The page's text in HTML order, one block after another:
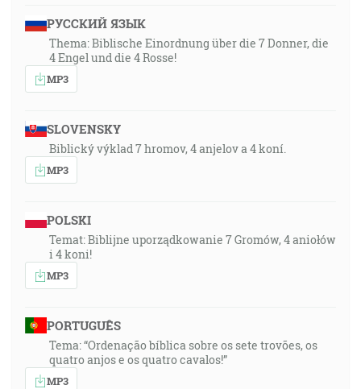
РУССКИЙ ЯЗЫК
Thema: Biblische Einordnung über die 7 Donner, die
4 Engel und die 4 Rosse!
MP3
SLOVENSKY
Biblický výklad 7 hromov, 4 anjelov a 4 koní.
MP3
POLSKI
Temat: Biblijne uporządkowanie 7 Gromów, 4 aniołów
i 4 koni!
MP3
PORTUGUÊS
Tema: “Ordenação bíblica sobre os sete trovões, os
quatro anjos e os quatro cavalos!”
MP3